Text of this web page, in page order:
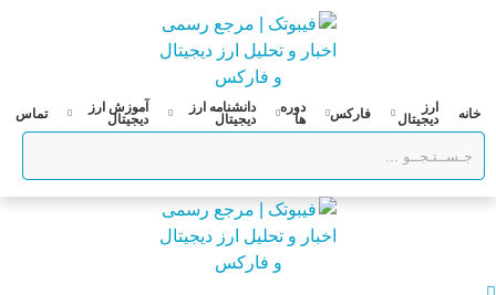
خانه
ارز
دیجیتال
فارکس
دوره
ها
دانشنامه ارز
دیجیتال
آموزش ارز
دیجیتال
تماس